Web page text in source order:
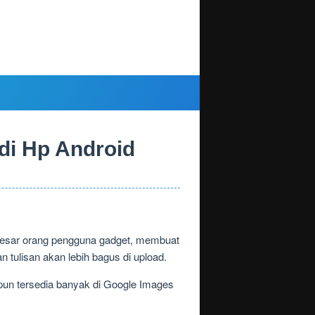
Hp Android
orang pengguna gadget, membuat
tulisan akan lebih bagus di upload.
tersedia banyak di Google Images